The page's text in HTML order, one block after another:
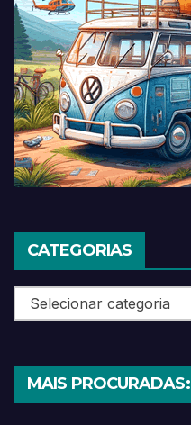
CATEGORIAS
Categorias
MAIS PROCURADAS: